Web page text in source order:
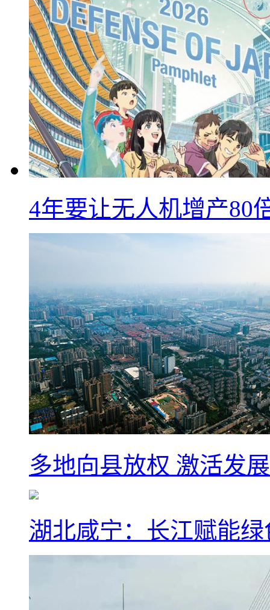
4年要让无人机增产80
多地向县放权 激活发
湖北咸宁：长江赋能